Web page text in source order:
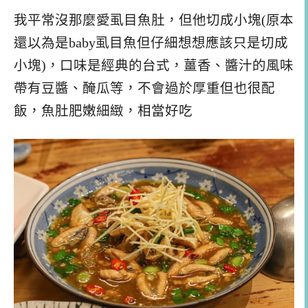
我平常沒那麼愛虱目魚肚，但他切成小塊(原本
還以為是baby虱目魚但仔細想想應該只是切成
小塊)，口味是經典的台式，薑香、醬汁的風味
帶有豆醬、醃瓜等，不會過於厚重但也很配
飯，魚肚肥嫩細緻，相當好吃